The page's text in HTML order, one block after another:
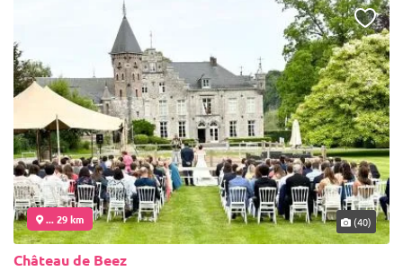
... 29 km (40)
Château de Beez